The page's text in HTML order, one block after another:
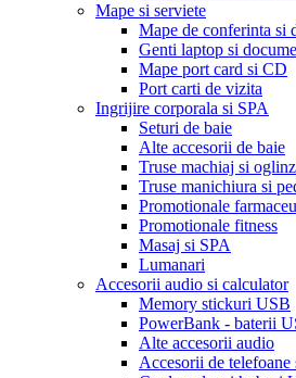
Mape si serviete
Mape de conferinta si
Genti laptop si
Mape port card si CD
Port carti de vizita
Ingrijire corporala si SPA
Seturi de baie
Alte accesorii de baie
Truse machiaj si
Truse manichiura si
Promotionale
Promotionale fitness
Masaj si SPA
Lumanari
Accesorii audio si calculator
Memory stickuri USB
PowerBank - baterii
Alte accesorii audio
Accesorii de telefoane